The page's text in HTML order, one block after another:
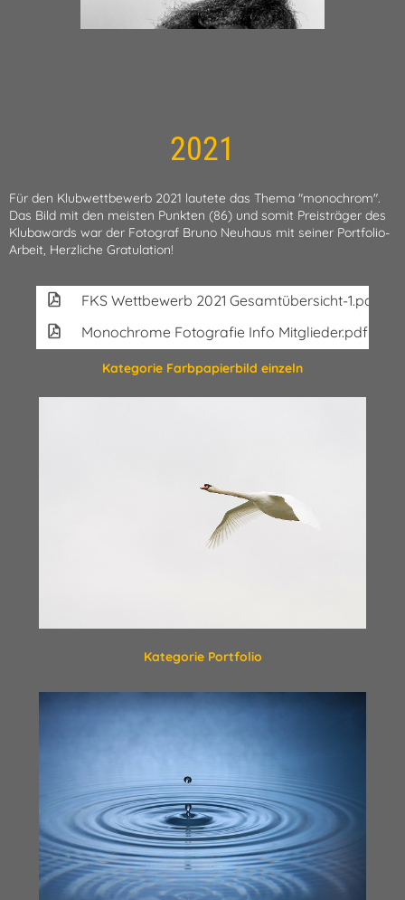
2021
Für den Klubwettbewerb 2021 lautete das Thema "monochrom".
Das Bild mit den meisten Punkten (86) und somit Preisträger des
Klubawards war der Fotograf Bruno Neuhaus mit seiner Portfolio-
Arbeit, Herzliche Gratulation!
FKS Wettbewerb 2021 Gesamtübersicht-1.pdf
Monochrome Fotografie Info Mitglieder.pdf
Kategorie Farbpapierbild einzeln
Kategorie Portfolio